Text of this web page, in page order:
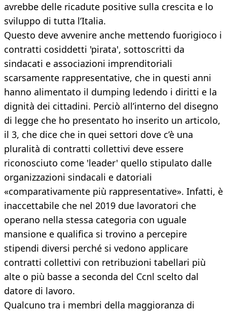
avrebbe delle ricadute positive sulla crescita e lo
sviluppo di tutta l’Italia.
Questo deve avvenire anche mettendo fuorigioco i
contratti cosiddetti 'pirata', sottoscritti da
sindacati e associazioni imprenditoriali
scarsamente rappresentative, che in questi anni
hanno alimentato il dumping ledendo i diritti e la
dignità dei cittadini. Perciò all’interno del disegno
di legge che ho presentato ho inserito un articolo,
il 3, che dice che in quei settori dove c’è una
pluralità di contratti collettivi deve essere
riconosciuto come 'leader' quello stipulato dalle
organizzazioni sindacali e datoriali
«comparativamente più rappresentative». Infatti, è
inaccettabile che nel 2019 due lavoratori che
operano nella stessa categoria con uguale
mansione e qualifica si trovino a percepire
stipendi diversi perché si vedono applicare
contratti collettivi con retribuzioni tabellari più
alte o più basse a seconda del Ccnl scelto dal
datore di lavoro.
Qualcuno tra i membri della maggioranza di